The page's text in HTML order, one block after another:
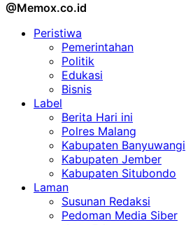
@Memox.co.id
Peristiwa
Pemerintahan
Politik
Edukasi
Bisnis
Label
Berita Hari ini
Polres Malang
Kabupaten Banyuwangi
Kabupaten Jember
Kabupaten Situbondo
Laman
Susunan Redaksi
Pedoman Media Siber